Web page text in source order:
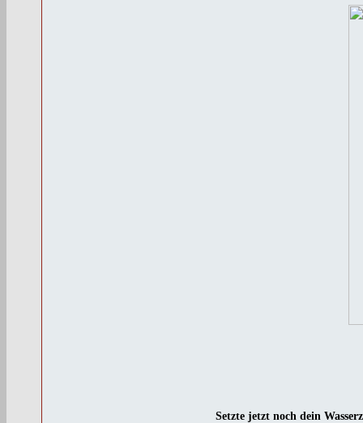
Setzte jetzt noch dein